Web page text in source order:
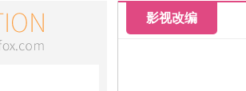
影视改编